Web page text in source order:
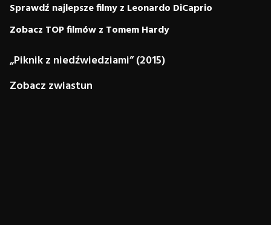
Sprawdź najlepsze filmy z Leonardo DiCaprio
Zobacz TOP filmów z Tomem Hardy
„Piknik z niedźwiedziami” (2015)
Zobacz zwiastun